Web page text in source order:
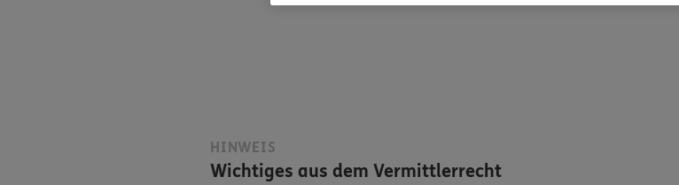
HINWEIS
Wichtiges aus dem Vermittlerrecht